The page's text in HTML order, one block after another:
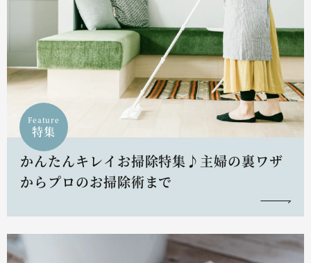
Feature
特集
かんたんキレイお掃除特集♪主婦の裏ワザ
からプロのお掃除術まで